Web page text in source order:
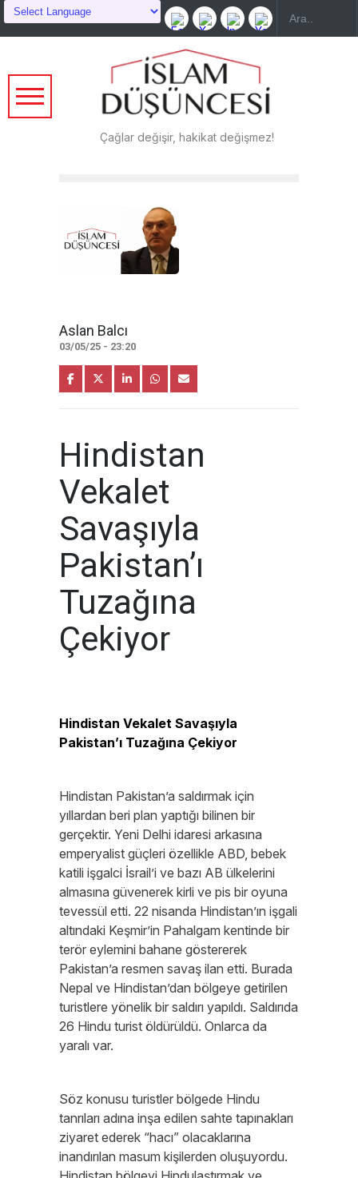
Çağlar değişir, hakikat değişmez!
Aslan Balcı
03/05/25 - 23:20
Hindistan
Vekalet
Savaşıyla
Pakistan’ı
Tuzağına
Çekiyor
Hindistan Vekalet Savaşıyla
Pakistan’ı Tuzağına Çekiyor
Hindistan Pakistan’a saldırmak için
yıllardan beri plan yaptığı bilinen bir
gerçektir. Yeni Delhi idaresi arkasına
emperyalist güçleri özellikle ABD, bebek
katili işgalci İsrail’i ve bazı AB ülkelerini
almasına güvenerek kirli ve pis bir oyuna
tevessül etti. 22 nisanda Hindistan’ın işgali
altındaki Keşmir’in Pahalgam kentinde bir
terör eylemini bahane göstererek
Pakistan’a resmen savaş ilan etti. Burada
Nepal ve Hindistan’dan bölgeye getirilen
turistlere yönelik bir saldırı yapıldı. Saldırıda
26 Hindu turist öldürüldü. Onlarca da
yaralı var.
Söz konusu turistler bölgede Hindu
tanrıları adına inşa edilen sahte tapınakları
ziyaret ederek “hacı” olacaklarına
inandırılan masum kişilerden oluşuyordu.